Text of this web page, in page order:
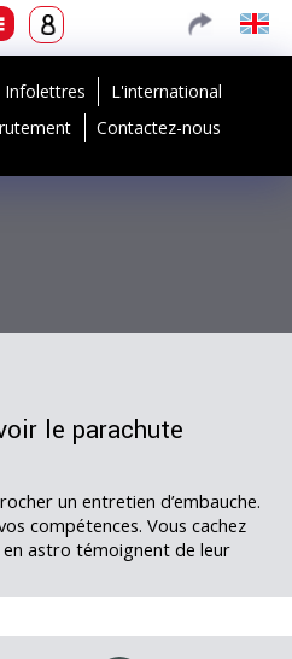
Infolettres
L'international
Contactez-nous
le parachute
un entretien d’embauche.
compétences. Vous cachez
astro témoignent de leur